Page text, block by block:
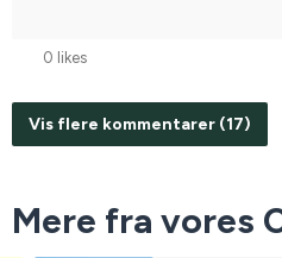
0 likes
Vis flere kommentarer (17)
Mere fra vores